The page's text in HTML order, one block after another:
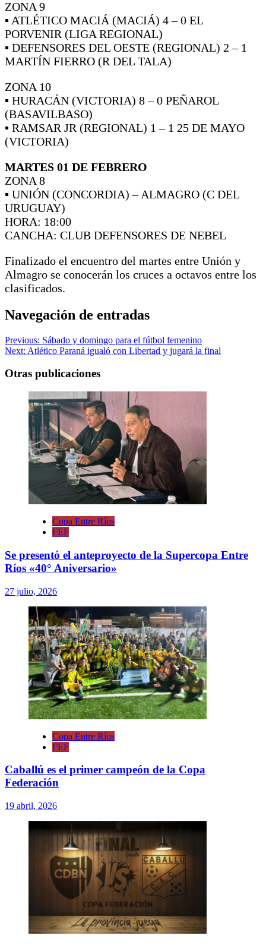
ZONA 9
▪ ATLÉTICO MACIÁ (MACIÁ) 4 – 0 EL
PORVENIR (LIGA REGIONAL)
▪ DEFENSORES DEL OESTE (REGIONAL) 2 – 1
MARTÍN FIERRO (R DEL TALA)
ZONA 10
▪ HURACÁN (VICTORIA) 8 – 0 PEÑAROL
(BASAVILBASO)
▪ RAMSAR JR (REGIONAL) 1 – 1 25 DE MAYO
(VICTORIA)
MARTES 01 DE FEBRERO
ZONA 8
▪ UNIÓN (CONCORDIA) – ALMAGRO (C DEL
URUGUAY)
HORA: 18:00
CANCHA: CLUB DEFENSORES DE NEBEL
Finalizado el encuentro del martes entre Unión y
Almagro se conocerán los cruces a octavos entre los
clasificados.
Navegación de entradas
Previous: Sábado y domingo para el fútbol femenino
Next: Atlético Paraná igualó con Libertad y jugará la final
Otras publicaciones
Copa Entre Ríos
FEF
Se presentó el anteproyecto de la Supercopa Entre
Ríos «40° Aniversario»
27 julio, 2026
Copa Entre Ríos
FEF
Caballú es el primer campeón de la Copa
Federación
19 abril, 2026